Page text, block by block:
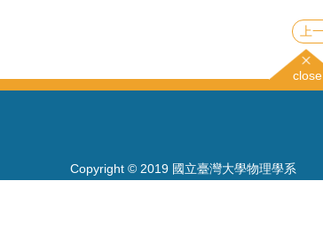
close
Copyright © 2019 國立臺灣大學物理學系